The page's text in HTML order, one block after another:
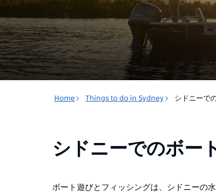
Home Things to do in Sydney シドニーで
シドニーでのボー
ボート遊びとフィッシングは、シドニーの